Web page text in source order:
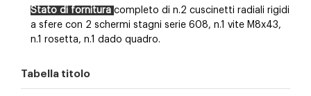
Stato di fornitura completo di n.2 cuscinetti radiali rigidi
a sfere con 2 schermi stagni serie 608, n.1 vite M8x43,
n.1 rosetta, n.1 dado quadro.
Tabella titolo